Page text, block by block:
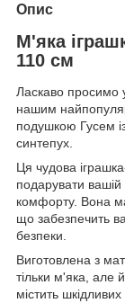
Опис
М'яка
110 см
Ласкаво просимо
нашим
подушкою Гусем
синтепух.
Ця чудова
подарувати вашій
комфорту. Вона
що забезпечить
безпеки.
Виготовлена з
тільки м'яка, але
містить